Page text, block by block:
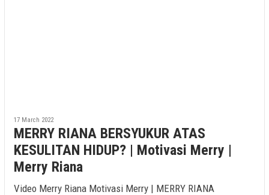
17 March 2022
MERRY RIANA BERSYUKUR ATAS
KESULITAN HIDUP? | Motivasi Merry |
Merry Riana
Video Merry Riana Motivasi Merry | MERRY RIANA